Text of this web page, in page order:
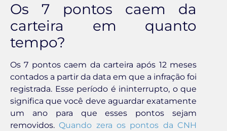
Os 7 pontos caem da
carteira em quanto
tempo?
Os 7 pontos caem da carteira após 12 meses
contados a partir da data em que a infração foi
registrada. Esse período é ininterrupto, o que
significa que você deve aguardar exatamente
um ano para que esses pontos sejam
removidos.Quando zera os pontos da CNH